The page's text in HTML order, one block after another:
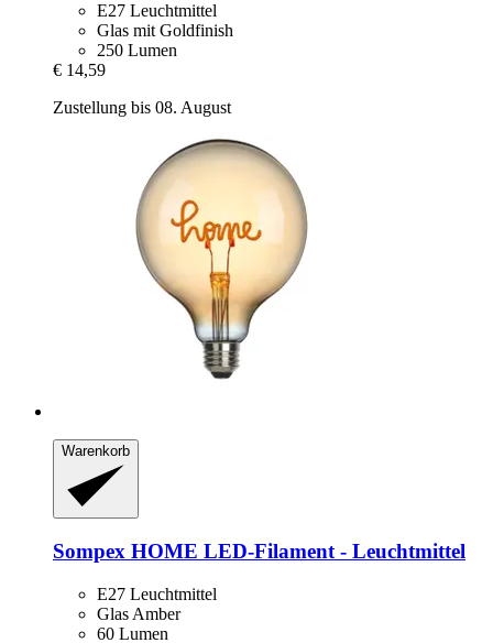
E27 Leuchtmittel
Glas mit Goldfinish
250 Lumen
€ 14,59
Zustellung bis 08. August
Warenkorb
Sompex HOME LED-​Filament -​ Leuchtmittel
E27 Leuchtmittel
Glas Amber
60 Lumen